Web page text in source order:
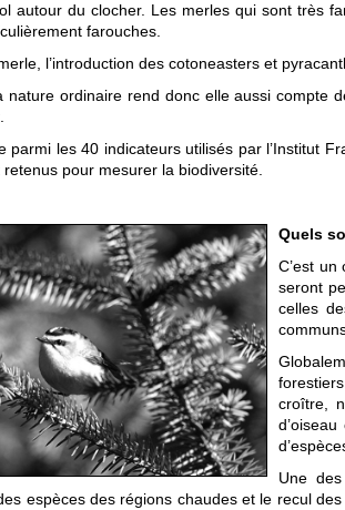
autour du clocher. Les merles qui sont très
farouches.
l’introduction des cotoneasters et
nature ordinaire rend donc elle aussi
parmi les 40 indicateurs utilisés par l’Institut
pour mesurer la biodiversité.
Quels
C’est
seront
celles
croître,
Une
espèces des régions chaudes et le recul